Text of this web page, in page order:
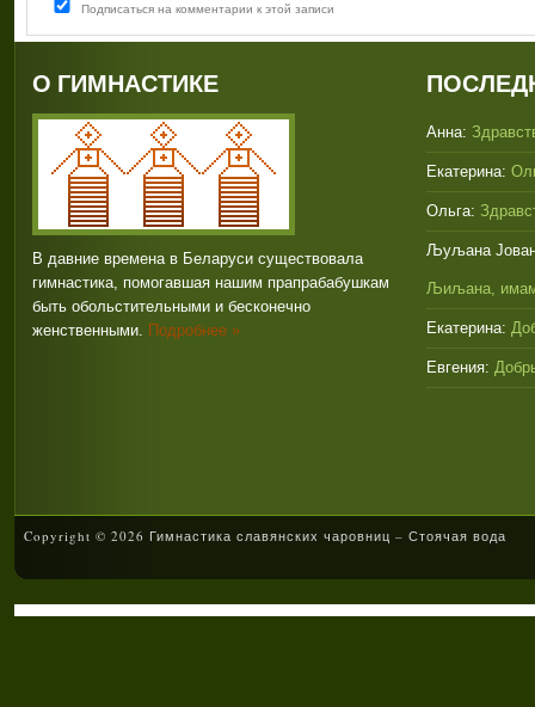
Подписаться на комментарии к этой записи
О ГИМНАСТИКЕ
В давние времена в Беларуси существовала
гимнастика, помогавшая нашим прапрабабушкам
быть обольстительными и бесконечно
женственными. Подробнее »
Анна:
Екатерина:
Ольга:
Љуљана
Љиљана,
Екатерина:
Евгения:
Copyright © 2026 Гимнастика славянских чаровниц – Стоячая вода